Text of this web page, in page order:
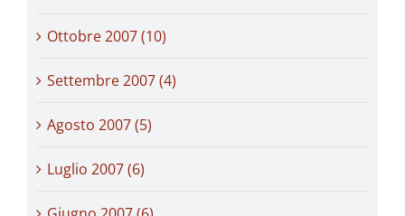
Ottobre 2007 (10)
Settembre 2007 (4)
Agosto 2007 (5)
Luglio 2007 (6)